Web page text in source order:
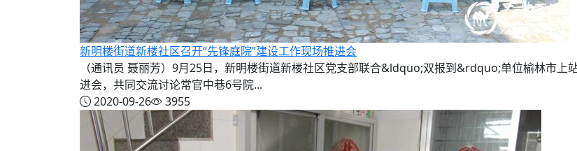
新明楼街道新楼社区召开“先锋庭院”建设工作现场推进会
（通讯员 聂丽芳）9月25日，新明楼街道新楼社区党支部联合&ldquo;双报到&rdquo;单位榆林市
进会，共同交流讨论常官中巷6号院...
2020-09-26
3955